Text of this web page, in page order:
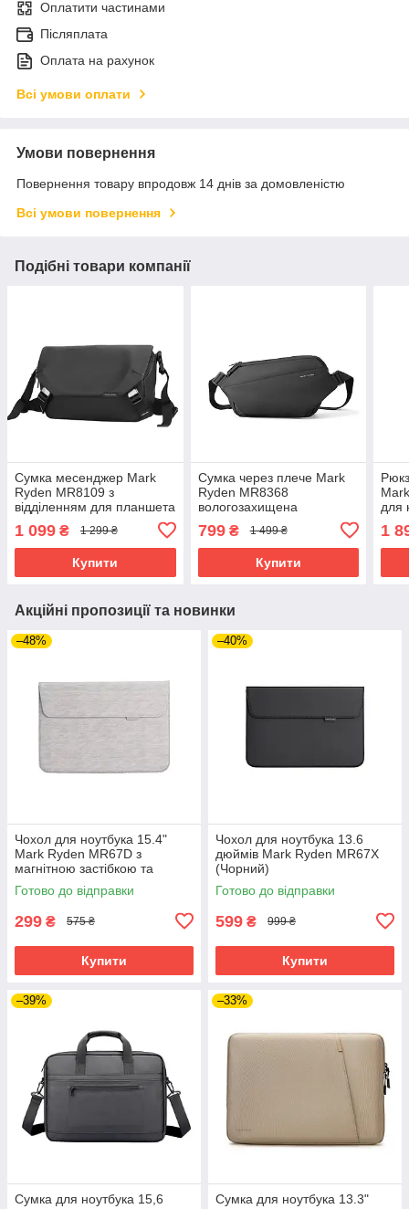
Оплатити частинами
Післяплата
Оплата на рахунок
Всі умови оплати
Умови повернення
Повернення товару впродовж 14 днів за домовленістю
Всі умови повернення
Подібні товари компанії
Сумка месенджер Mark
Ryden MR8109 з
відділенням для планшета
Rotation та захистом від
вологи (Чорний)
1 099 ₴ 1 299 ₴
Купити
Сумка через плече Mark
Ryden MR8368
вологозахищена
органайзером (Чорний)
799₴ 1 499 ₴
Купити
для
1
Акційні пропозиції та новинки
–48%
Чохол для ноутбука 15.4"
Mark Ryden MR67D з
магнітною застібкою та
замшевою підкладкою
(Бежевий)
Готово до відправки
299 ₴ 575 ₴
Купити
–40%
Чохол для ноутбука 13.6
дюймів Mark Ryden MR67X
(Чорний)
Готово до відправки
599 ₴ 999 ₴
Купити
–39%
Сумка для ноутбука 15,6
–33%
Сумка для ноутбука 13.3"